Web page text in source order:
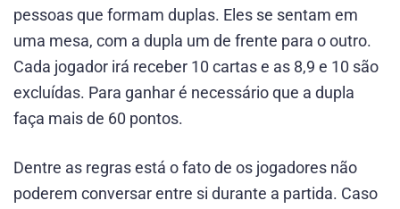
pessoas que formam duplas. Eles se sentam em
uma mesa, com a dupla um de frente para o outro.
Cada jogador irá receber 10 cartas e as 8,9 e 10 são
excluídas. Para ganhar é necessário que a dupla
faça mais de 60 pontos.
Dentre as regras está o fato de os jogadores não
poderem conversar entre si durante a partida. Caso